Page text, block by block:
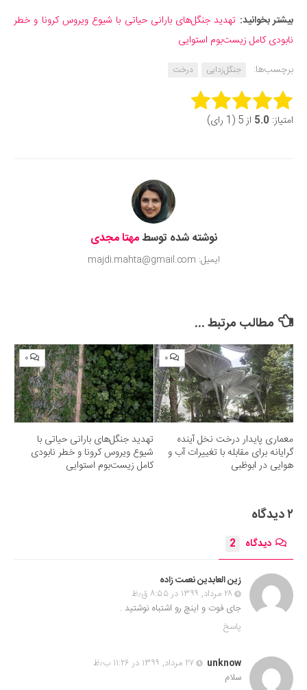
بیشتر بخوانید: تهدید جنگل‌های بارانی حیاتی با شیوع ویروس کرونا و خطر
نابودی کامل زیست‌بوم استوایی
برچسب‌ها:
جنگل‌زدایی درخت
Rate this item:
امتیاز: 5.0 از 5 (1 رای)
نوشته شده توسطمهتا مجدی
ایمیل: majdi.mahta@gmail.com
مطالب مرتبط ...
۰
معماری پایدار درخت نخل آینده
گرایانه برای مقابله با تغییرات آب و
هوایی در ابوظبی
۰
تهدید جنگل‌های بارانی حیاتی با
شیوع ویروس کرونا و خطر نابودی
کامل زیست‌بوم استوایی
۲ دیدگاه
دیدگاه 2
زین العابدین نعمت زاده
۲۸ مرداد, ۱۳۹۹ در ۸:۵۵ ق٫ظ
جای فوت و اینچ رو اشتباه نوشتید .
پاسخ
unknow
۲۷ مرداد, ۱۳۹۹ در ۱۱:۲۶ ب٫ظ
سلام